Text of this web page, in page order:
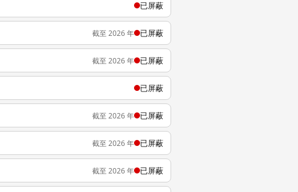
已屏蔽
截至 2026 年 已屏蔽
截至 2026 年 已屏蔽
已屏蔽
截至 2026 年 已屏蔽
截至 2026 年 已屏蔽
截至 2026 年 已屏蔽